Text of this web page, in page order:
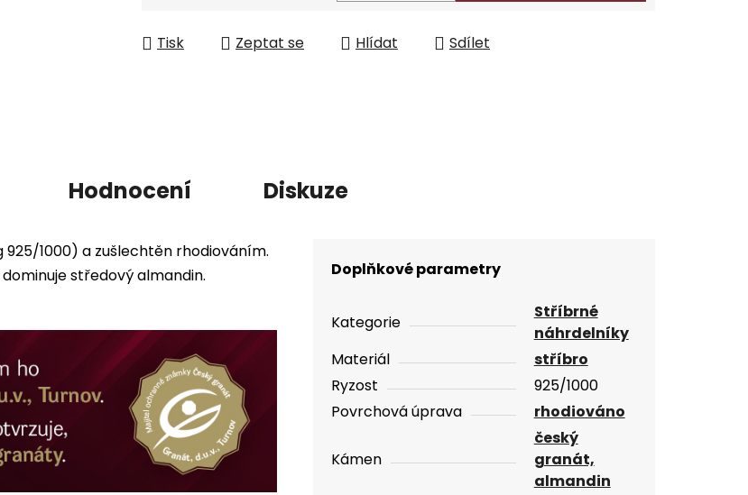
Tisk Zeptat se Hlídat Sdílet
Hodnocení Diskuze
1000) a zušlechtěn rhodiováním.
středový almandin.
Doplňkové parametry
Kategorie
Stříbrné
náhrdelníky
Materiál
stříbro
Ryzost
925/1000
Povrchová úprava
rhodiováno
Kámen
český
granát,
almandin